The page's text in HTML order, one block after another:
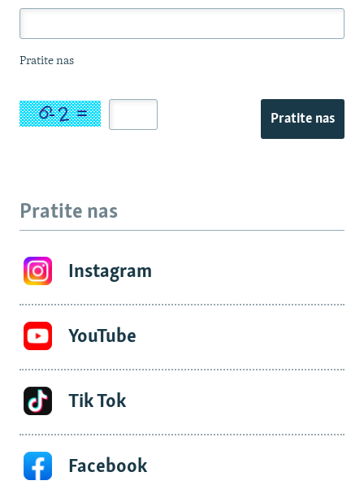
Pratite nas
Pratite nas
Pratite nas
Instagram
YouTube
Tik Tok
Facebook